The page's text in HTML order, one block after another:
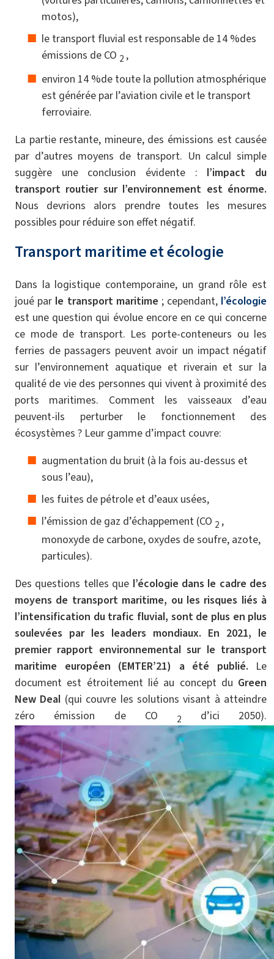
motos),
le transport fluvial est responsable de 14 %des
émissions de CO 2 ,
environ 14 %de toute la pollution atmosphérique
est générée par l’aviation civile et le transport
ferroviaire.
La partie restante, mineure, des émissions est causée
par d’autres moyens de transport. Un calcul simple
suggère une conclusion évidente : l’impact du
transport routier sur l’environnement est énorme.
Nous devrions alors prendre toutes les mesures
possibles pour réduire son effet négatif.
Transport maritime et écologie
Dans la logistique contemporaine, un grand rôle est
joué par le transport maritime ; cependant, l’écologie
est une question qui évolue encore en ce qui concerne
ce mode de transport. Les porte-conteneurs ou les
ferries de passagers peuvent avoir un impact négatif
sur l’environnement aquatique et riverain et sur la
qualité de vie des personnes qui vivent à proximité des
ports maritimes. Comment les vaisseaux d’eau
peuvent-ils perturber le fonctionnement des
écosystèmes ? Leur gamme d’impact couvre:
augmentation du bruit (à la fois au-dessus et
sous l’eau),
les fuites de pétrole et d’eaux usées,
l’émission de gaz d’échappement (CO 2 ,
monoxyde de carbone, oxydes de soufre, azote,
particules).
Des questions telles que l’écologie dans le cadre des
moyens de transport maritime, ou les risques liés à
l’intensification du trafic fluvial, sont de plus en plus
soulevées par les leaders mondiaux. En 2021, le
premier rapport environnemental sur le transport
maritime européen (EMTER’21) a été publié. Le
document est étroitement lié au concept du Green
New Deal (qui couvre les solutions visant à atteindre
zéro émission de CO
2 d’ici 2050).